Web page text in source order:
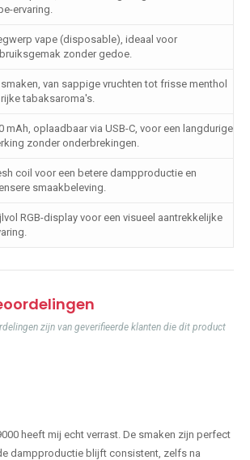
ervaring.
vape (disposable), ideaal voor
zonder gedoe.
smaken, van sappige vruchten tot frisse menthol
rijke tabaksaroma's.
mAh, oplaadbaar via USB-C, voor een langdurige
zonder onderbrekingen.
coil voor een betere dampproductie en
smaakbeleving.
RGB-display voor een visueel aantrekkelijke
zijn van geverifieerde klanten die dit product
heeft mij echt verrast. De smaken zijn perfect
dampproductie blijft consistent, zelfs na